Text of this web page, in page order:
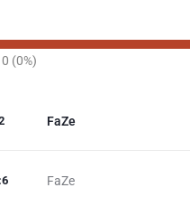
0 (0%)
FaZe
FaZe
6